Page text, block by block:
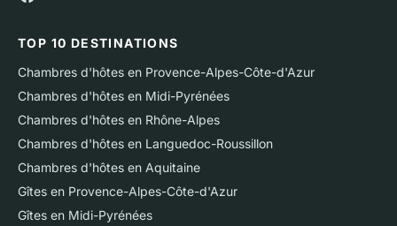
TOP 10 DESTINATIONS
Chambres d'hôtes en Provence-Alpes-Côte-d'Azur
Chambres d'hôtes en Midi-Pyrénées
Chambres d'hôtes en Rhône-Alpes
Chambres d'hôtes en Languedoc-Roussillon
Chambres d'hôtes en Aquitaine
Gîtes en Provence-Alpes-Côte-d'Azur
Gîtes en Midi-Pyrénées